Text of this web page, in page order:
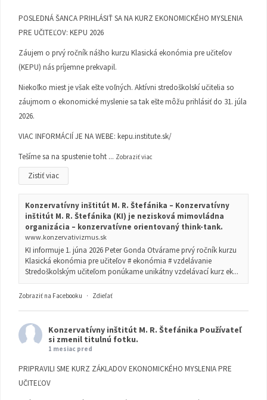
POSLEDNÁ ŠANCA PRIHLÁSIŤ SA NA KURZ EKONOMICKÉHO MYSLENIA
PRE UČITEĽOV: KEPU 2026
Záujem o prvý ročník nášho kurzu Klasická ekonómia pre učiteľov
(KEPU) nás príjemne prekvapil.
Niekoľko miest je však ešte voľných. Aktívni stredoškolskí učitelia so
záujmom o ekonomické myslenie sa tak ešte môžu prihlásiť do 31. júla
2026.
VIAC INFORMÁCIÍ JE NA WEBE: kepu.institute.sk/
Tešíme sa na spustenie toht ... Zobraziť viac
Zistiť viac
Konzervatívny inštitút M. R. Štefánika – Konzervatívny
inštitút M. R. Štefánika (KI) je nezisková mimovládna
organizácia – konzervatívne orientovaný think-tank.
www.konzervativizmus.sk
KI informuje 1. júna 2026 Peter Gonda Otvárame prvý ročník kurzu
Klasická ekonómia pre učiteľov # ekonómia # vzdelávanie
Stredoškolským učiteľom ponúkame unikátny vzdelávací kurz ek...
Zobraziť na Facebooku · Zdieľať
Konzervatívny inštitút M. R. Štefánika Používateľ
si zmenil titulnú fotku.
1 mesiac pred
PRIPRAVILI SME KURZ ZÁKLADOV EKONOMICKÉHO MYSLENIA PRE
UČITEĽOV